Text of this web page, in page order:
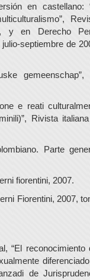
en castellano:
y en Derecho
septiembre de
gemeenschap”,
e reati
Rivista
Parte
fiorentini, 2007.
Fiorentini, 2007,
“El reconocimiento
de